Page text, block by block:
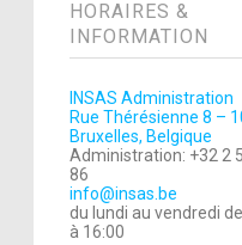
HORAIRES &
INFORMATION
INSAS Administration
Rue Thérésienne 8 –
Bruxelles, Belgique
Administration: +32 2
86
info@insas.be
du lundi au vendredi
à 16:00